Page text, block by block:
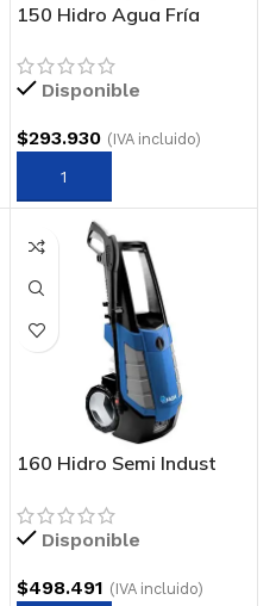
150 Hidro Agua Fría
Disponible
$293.930 (IVA incluido)
160 Hidro Semi Indust
Disponible
$498.491 (IVA incluido)